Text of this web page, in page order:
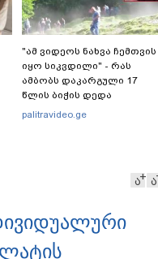
"ამ ვიდეოს ნახვა ჩემთვის
იყო სიკვდილი" - რას
ამბობს დაკარგული 17
წლის ბიჭის დედა
ვიდეოკადრებზე, სადაც
palitravideo.ge
ა ა